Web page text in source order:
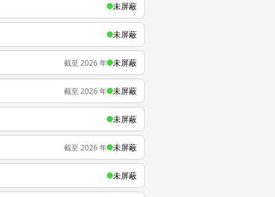
未屏蔽
未屏蔽
截至 2026 年 未屏蔽
截至 2026 年 未屏蔽
未屏蔽
截至 2026 年 未屏蔽
未屏蔽